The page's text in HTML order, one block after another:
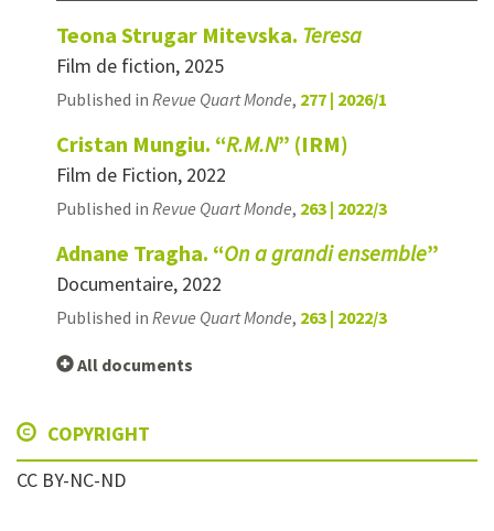
Teona Strugar Mitevska. Teresa
Film de fiction, 2025
Published in Revue Quart Monde, 277 | 2026/1
Cristan Mungiu. “R.M.N” (IRM)
Film de Fiction, 2022
Published in Revue Quart Monde, 263 | 2022/3
Adnane Tragha. “On a grandi ensemble”
Documentaire, 2022
Published in Revue Quart Monde, 263 | 2022/3
All documents
COPYRIGHT
CC BY-NC-ND